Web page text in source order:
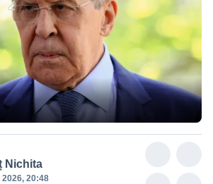
Nichita
2026, 20:48